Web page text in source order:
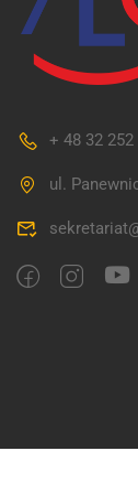
+ 48 32 252
ul.